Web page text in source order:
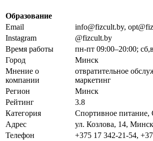
Образование
Email
info@fizcult.by,
Instagram
@fizcult.by
Время работы
пн-пт 09:00–20:00;
Город
Минск
Мнение о
компании
отвратительное
маркетинг
Регион
Минск
Рейтинг
3.8
Категория
Спортивное
Адрес
ул. Козлова, 14,
Телефон
+375 17 342-21-54,